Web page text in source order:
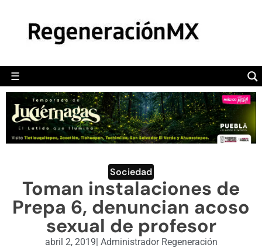
☰
POLÍTICA
CAMALEÓN
OPINIÓN
DEPORTES
ENGLISH SECTION
VIDEOS
Sociedad
Toman instalaciones de
Prepa 6, denuncian acoso
sexual de profesor
abril 2, 2019| Administrador Regeneración